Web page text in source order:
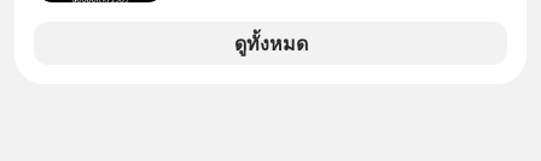
ดูทั้งหมด